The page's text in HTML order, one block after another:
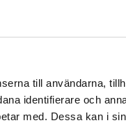
till användarna,
identifierare och
med. Dessa kan i
om utlysningen
01701)
helt icke-publik